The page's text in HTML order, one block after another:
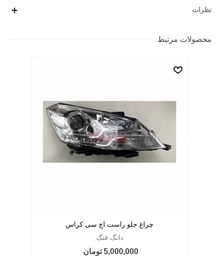
نظرات
محصولات مرتبط
چراغ جلو راست اچ سی کراس
دانگ فنگ
5,000,000 تومان